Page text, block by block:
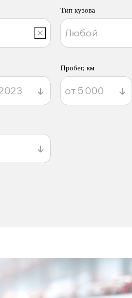
Тип кузова
Пробег, км